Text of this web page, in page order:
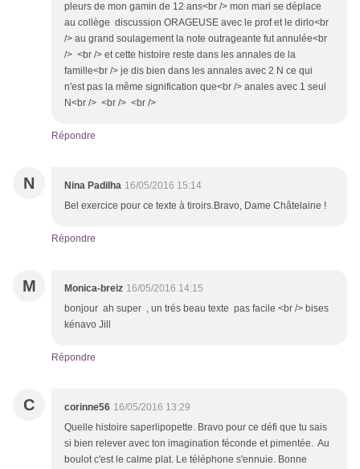
pleurs de mon gamin de 12 ans<br /> mon mari se déplace
au collège discussion ORAGEUSE avec le prof et le dirlo<br
/> au grand soulagement la note outrageante fut annulée<br
/> <br /> et cette histoire reste dans les annales de la
famille<br /> je dis bien dans les annales avec 2 N ce qui
n'est pas la même signification que<br /> anales avec 1 seul
N<br /> <br /> <br />
Répondre
N Nina Padilha 16/05/2016 15:14
Bel exercice pour ce texte à tiroirs.Bravo, Dame Châtelaine !
Répondre
M Monica-breiz 16/05/2016 14:15
bonjour ah super , un trés beau texte pas facile <br /> bises
kénavo Jill
Répondre
C corinne56 16/05/2016 13:29
Quelle histoire saperlipopette. Bravo pour ce défi que tu sais
si bien relever avec ton imagination féconde et pimentée. Au
boulot c'est le calme plat. Le téléphone s'ennuie. Bonne